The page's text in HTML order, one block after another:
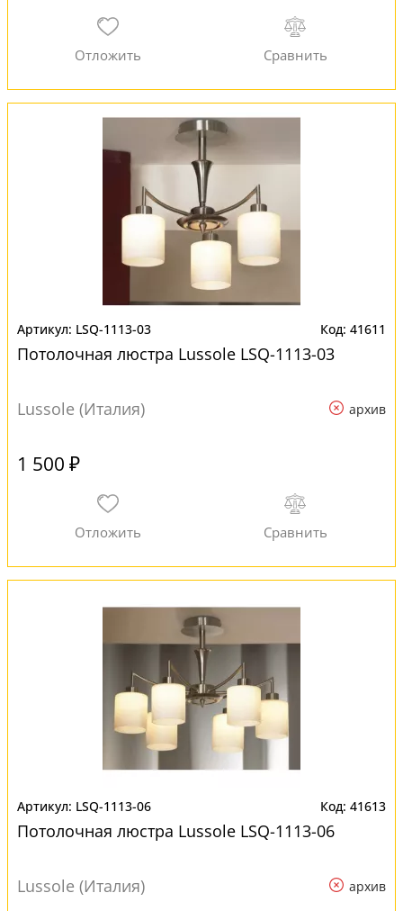
LSQ-1113-03 41611
Потолочная люстра Lussole LSQ-1113-03
Lussole (Италия) архив
1 500 ₽
LSQ-1113-06 41613
Потолочная люстра Lussole LSQ-1113-06
Lussole (Италия) архив